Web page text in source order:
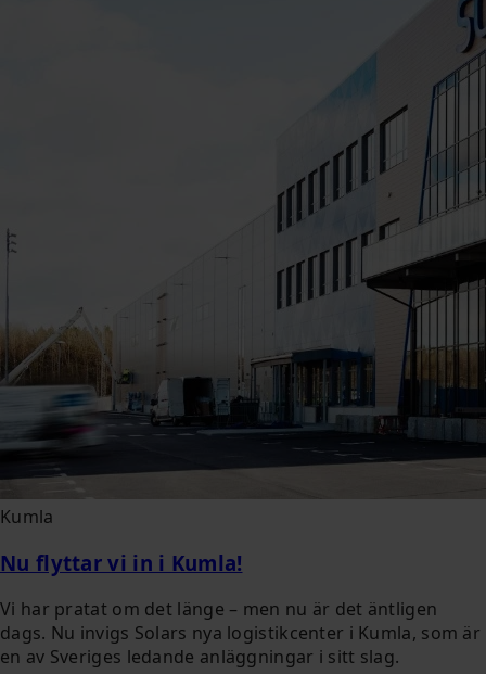
Kumla
Nu flyttar vi in i Kumla!
Vi har pratat om det länge – men nu är det äntligen
dags. Nu invigs Solars nya logistikcenter i Kumla, som är
en av Sveriges ledande anläggningar i sitt slag.